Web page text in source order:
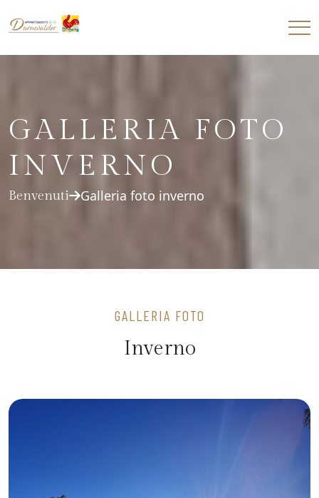
GALLERIA FOTO
INVERNO
Benvenuti Galleria foto inverno
GALLERIA FOTO
Inverno